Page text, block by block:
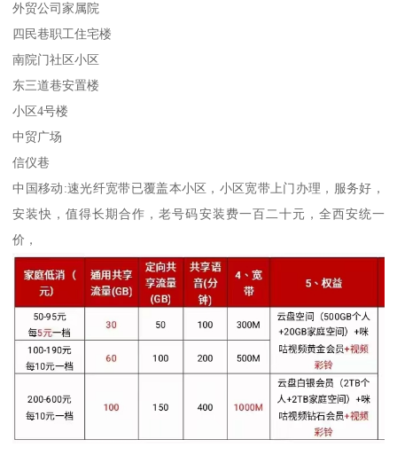
外贸公司家属院
四民巷职工住宅楼
南院门社区小区
东三道巷安置楼
小区4号楼
中贸广场
信仪巷
中国移动:速光纤宽带已覆盖本小区，小区宽带上门办理，服务好，
安装快，值得长期合作，老号码安装费一百二十元，全西安统一
价，